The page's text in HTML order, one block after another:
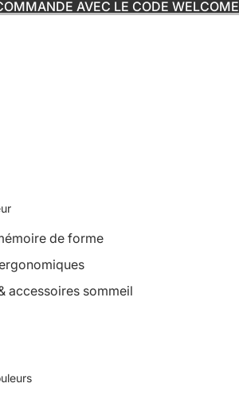
AVEC LE CODE WELCOME
de forme
accessoires sommeil